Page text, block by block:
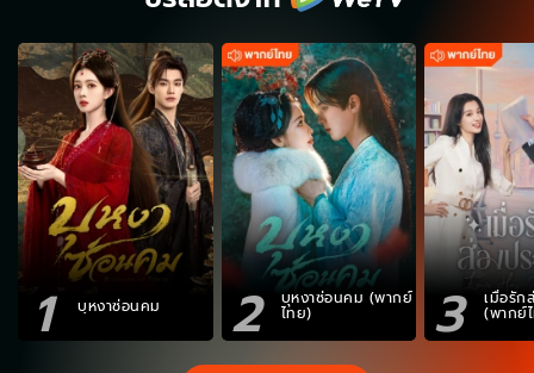
1 บุหงาซ่อนคม 2 บุหงาซ่อนคม (พากย์
ไทย) 3 เมื่อรัก
(พากย์